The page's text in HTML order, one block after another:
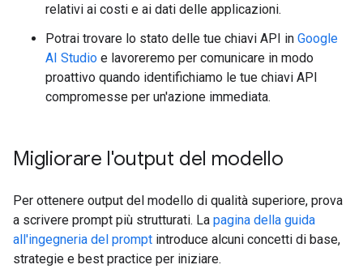
relativi ai costi e ai dati delle applicazioni.
Potrai trovare lo stato delle tue chiavi API in Google
AI Studio e lavoreremo per comunicare in modo
proattivo quando identifichiamo le tue chiavi API
compromesse per un'azione immediata.
Migliorare l'output del modello
Per ottenere output del modello di qualità superiore, prova
a scrivere prompt più strutturati. La pagina della guida
all'ingegneria del prompt introduce alcuni concetti di base,
strategie e best practice per iniziare.